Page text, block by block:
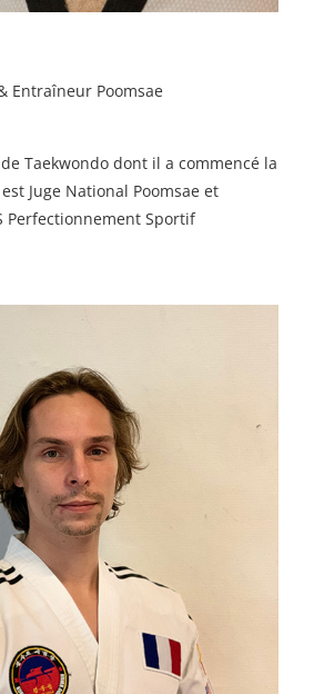
Entraîneur Poomsae
Taekwondo dont il a commencé la
Juge National Poomsae et
Perfectionnement Sportif